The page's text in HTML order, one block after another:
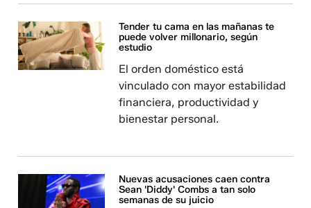
Tender tu cama en las mañanas te
puede volver millonario, según
estudio
El orden doméstico está
vinculado con mayor estabilidad
financiera, productividad y
bienestar personal.
Nuevas acusaciones caen contra
Sean 'Diddy' Combs a tan solo
semanas de su juicio